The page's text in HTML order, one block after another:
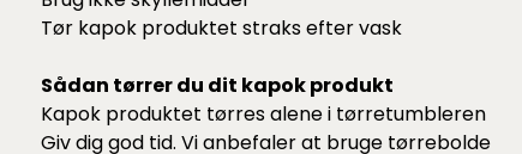
Tør kapok produktet straks efter vask
Sådan tørrer du dit kapok produkt
Kapok produktet tørres alene i tørretumbleren
Giv dig god tid. Vi anbefaler at bruge tørrebolde